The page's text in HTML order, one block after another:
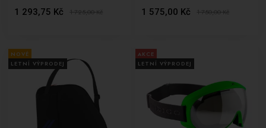
1 293,75 Kč 1 725,00Kč 1 575,00 Kč 1 750,00Kč
NOVÉ
LETNÍ VÝPRODEJ
AKCE
LETNÍ VÝPRODEJ